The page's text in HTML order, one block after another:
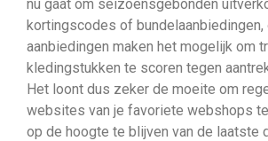
nu gaat om seizoensgebonden
kortingscodes of bundelaanbiedingen,
aanbiedingen maken het mogelijk om
kledingstukken te scoren tegen
Het loont dus zeker de moeite om
websites van je favoriete webshops
op de hoogte te blijven van de laatste